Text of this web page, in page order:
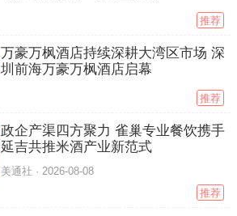
推荐
万豪万枫酒店持续深耕大湾区市场 深
圳前海万豪万枫酒店启幕
推荐
政企产渠四方聚力 雀巢专业餐饮携手
延吉共推米酒产业新范式
美通社 · 2026-08-08
推荐